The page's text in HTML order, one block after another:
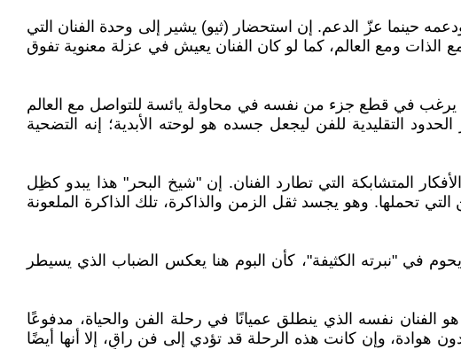
حينما عزّ الدعم. إن استحضار (ثيو) يشير إلى وحدة الفنان التي
ومع العالم، كما لو كان الفنان يعيش في عزلة معنوية تفوق
يرغب في قطع جزء من نفسه في محاولة يائسة للتواصل مع العالم
التقليدية للفن ليجعل جسده هو لوحته الأبدية؛ إنه التضحية
المتشابكة التي تطارد الفنان. إن "شيخ البحر" هذا يبدو كظِل
تحملها. وهو يجسد ثقل الزمن والذاكرة، تلك الذاكرة الملعونة
في "نبرته الكثيفة"، كأن البوم هنا يعكس الضباب الذي يسيطر
نفسه الذي ينطلق عميانًا في رحلة الفن والحياة، مدفوعًا
هوادة، وإن كانت هذه الرحلة قد تؤدي إلى فن راقٍ، إلا أنها أيضًا